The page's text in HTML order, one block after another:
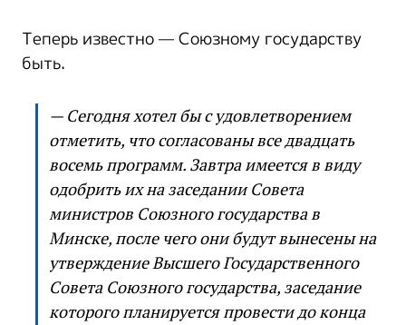
Теперь известно — Союзному государству
быть.
— Сегодня хотел бы с удовлетворением
отметить, что согласованы все двадцать
восемь программ. Завтра имеется в виду
одобрить их на заседании Совета
министров Союзного государства в
Минске, после чего они будут вынесены на
утверждение Высшего Государственного
Совета Союзного государства, заседание
которого планируется провести до конца